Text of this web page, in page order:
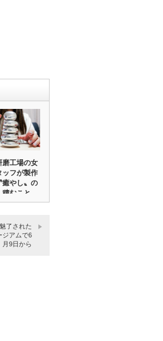
磨工場の女
ッフが製作
癒やし〟の
むこと
了された
ジアムで6
月9日から